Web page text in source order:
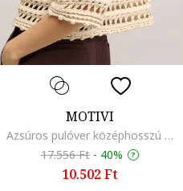
MOTIVI
Azsúros pulóver középhosszú ujjakkal, Tevebarna
17.556 Ft - 40%
10.502 Ft